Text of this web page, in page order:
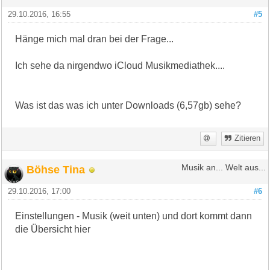
#5
29.10.2016, 16:55
Hänge mich mal dran bei der Frage...
Ich sehe da nirgendwo iCloud Musikmediathek....
Was ist das was ich unter Downloads (6,57gb) sehe?
Zitieren
Böhse Tina Musik an... Welt aus...
#6
29.10.2016, 17:00
Einstellungen - Musik (weit unten) und dort kommt dann
die Übersicht hier